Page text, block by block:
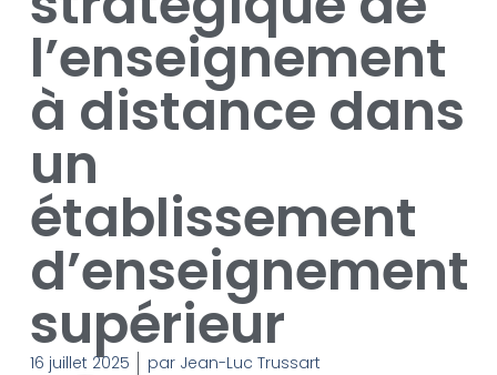
l’enseignement
à distance dans
un
établissement
d’enseignement
supérieur
16 juillet 2025 parJean-Luc Trussart